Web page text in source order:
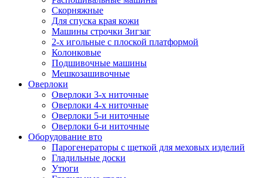
Скорняжные
Для спуска края кожи
Машины строчки Зигзаг
2-х игольные с плоской платформой
Колонковые
Подшивочные машины
Мешкозашивочные
Оверлоки
Оверлоки 3-х ниточные
Оверлоки 4-х ниточные
Оверлоки 5-и ниточные
Оверлоки 6-и ниточные
Оборудование вто
Парогенераторы с щеткой для меховых изделий
Гладильные доски
Утюги